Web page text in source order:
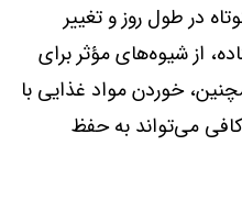
در طول روز و تغییر
از شیوه‌های مؤثر برای
خوردن مواد غذایی با
می‌تواند به حفظ